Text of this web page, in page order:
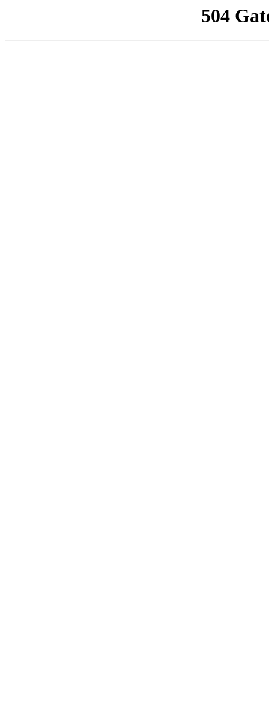
504